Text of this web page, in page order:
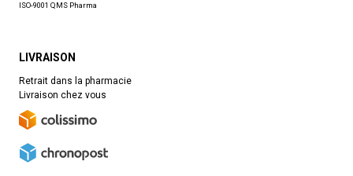
ISO-9001 QMS Pharma
LIVRAISON
Retrait dans la pharmacie
Livraison chez vous